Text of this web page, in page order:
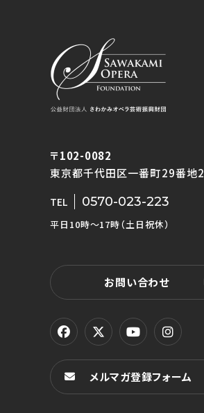
〒102-0082
東京都千代田区一番町29番地2
TEL 0570-023-223
平日10時〜17時（土日祝休）
お問い合わせ
メルマガ登録フォーム